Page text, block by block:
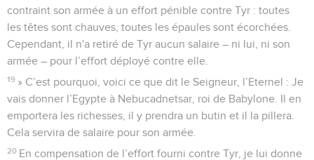
contraint son armée à un effort pénible contre Tyr : toutes
les têtes sont chauves, toutes les épaules sont écorchées.
Cependant, il n'a retiré de Tyr aucun salaire – ni lui, ni son
armée – pour l’effort déployé contre elle.
19 » C’est pourquoi, voici ce que dit le Seigneur, l’Eternel : Je
vais donner l’Egypte à Nebucadnetsar, roi de Babylone. Il en
emportera les richesses, il y prendra un butin et il la pillera.
Cela servira de salaire pour son armée.
20 En compensation de l’effort fourni contre Tyr, je lui donne